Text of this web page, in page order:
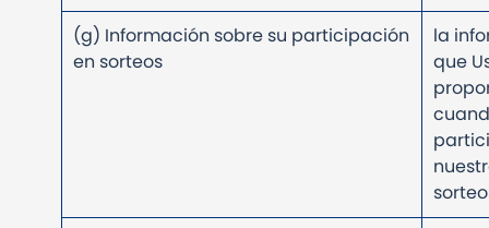
(g) Información sobre su participación
en sorteos
la
que